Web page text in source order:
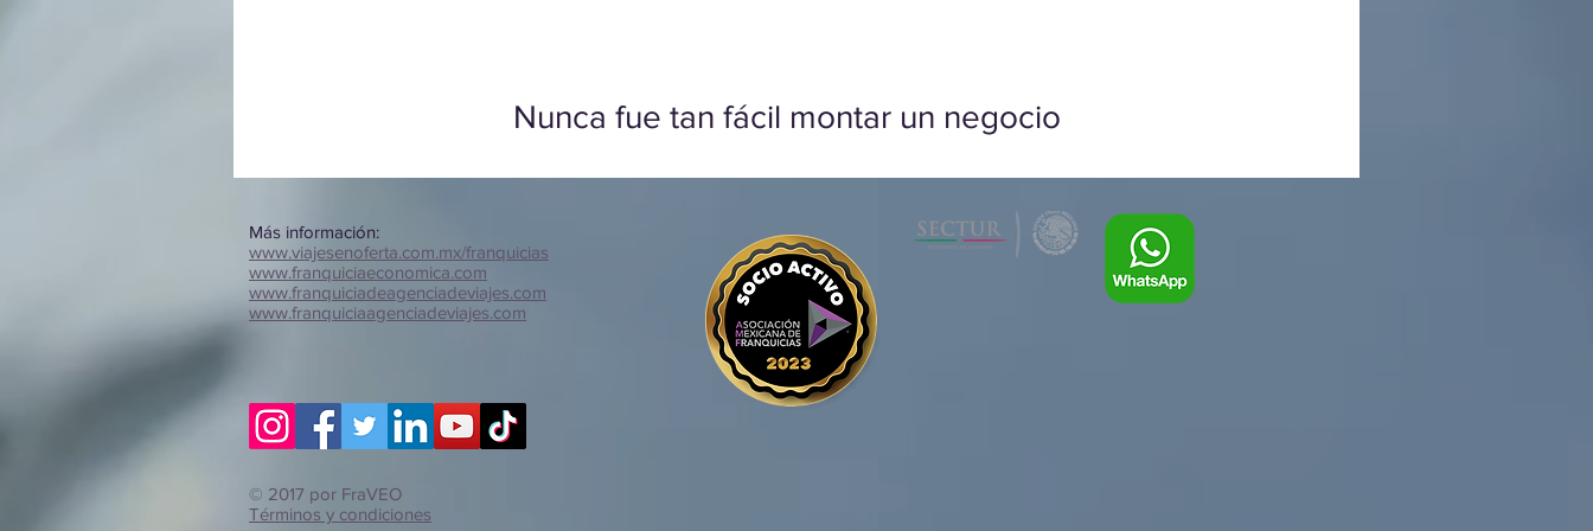
Nunca fue tan fácil montar un negocio
Más información:
www.viajesenoferta.com.mx/franquicias
www.franquiciaeconomica.com
www.franquiciadeagenciadeviajes.com
www.franquiciaagenciadeviajes.com
© 2017 por FraVEO
Términos y condiciones